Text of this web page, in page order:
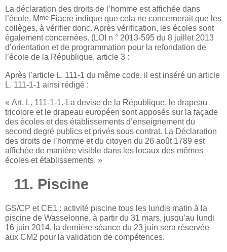
La déclaration des droits de l’homme est affichée dans
l’école. Mme Fiacre indique que cela ne concernerait que les
collèges, à vérifier donc. Après vérification, les écoles sont
également concernées. (LOI n ° 2013-595 du 8 juillet 2013
d’orientation et de programmation pour la refondation de
l’école de la République, article 3 :
Après l’article L. 111-1 du même code, il est inséré un article
L. 111-1-1 ainsi rédigé :
« Art. L. 111-1-1.-La devise de la République, le drapeau
tricolore et le drapeau européen sont apposés sur la façade
des écoles et des établissements d’enseignement du
second degré publics et privés sous contrat. La Déclaration
des droits de l’homme et du citoyen du 26 août 1789 est
affichée de manière visible dans les locaux des mêmes
écoles et établissements. »
11. Piscine
GS/CP et CE1 : activité piscine tous les lundis matin à la
piscine de Wasselonne, à partir du 31 mars, jusqu’au lundi
16 juin 2014, la dernière séance du 23 juin sera réservée
aux CM2 pour la validation de compétences.